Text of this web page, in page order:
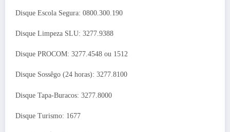
Disque Escola Segura: 0800.300.190
Disque Limpeza SLU: 3277.9388
Disque PROCOM: 3277.4548 ou 1512
Disque Sossêgo (24 horas): 3277.8100
Disque Tapa-Buracos: 3277.8000
Disque Turismo: 1677